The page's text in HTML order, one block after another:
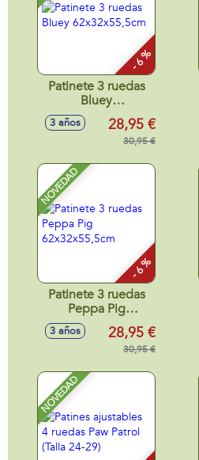
- 6 %
Patinete 3 ruedas
Bluey
62x32x55,5cm
3 años 28,95 €
30,95 €
NOVEDAD
- 6 %
Patinete 3 ruedas
Peppa Pig
62x32x55,5cm
3 años 28,95 €
30,95 €
NOVEDAD